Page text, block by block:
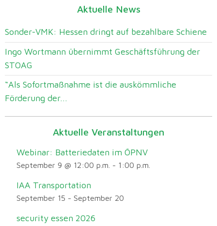
Aktuelle News
Sonder-VMK: Hessen dringt auf bezahlbare Schiene
Ingo Wortmann übernimmt Geschäftsführung der
STOAG
“Als Sofortmaßnahme ist die auskömmliche
Förderung der...
Aktuelle Veranstaltungen
Webinar: Batteriedaten im ÖPNV
September 9 @ 12:00 p.m. - 1:00 p.m.
IAA Transportation
September 15 - September 20
security essen 2026